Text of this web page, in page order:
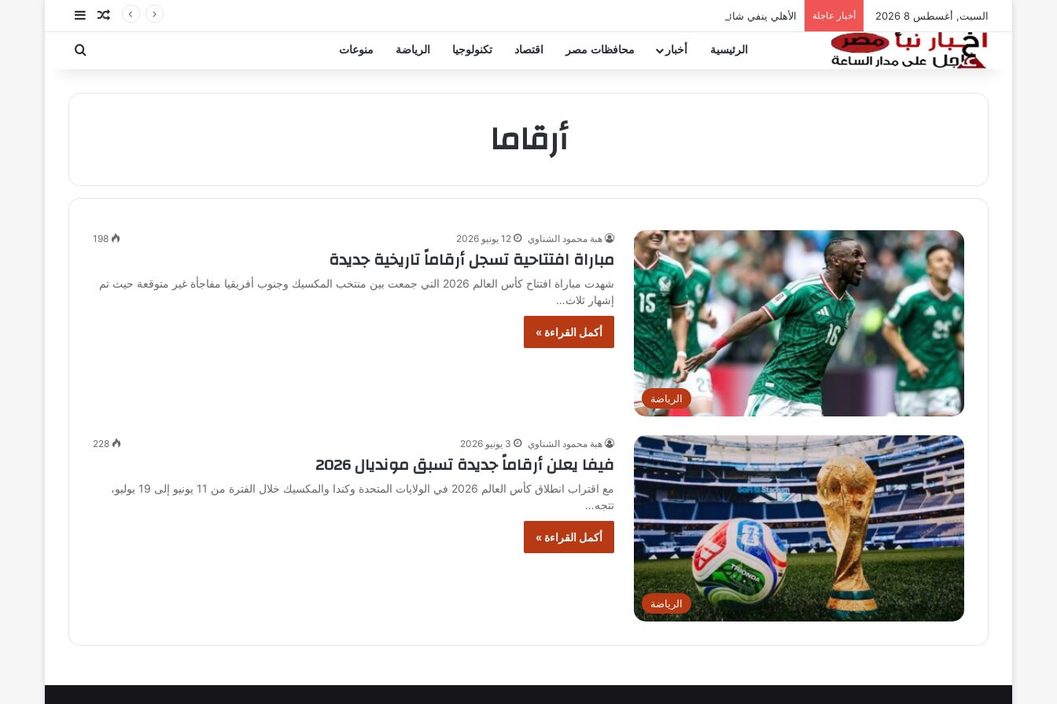
السبت, أغسطس 8 2026 أخبار عاجلة الأهلي ينفي شائعات تخفيض عقود زيزو والشناوي مقال عشوائي
إضافة عمود
الرئيسية أخبار محافظات مصر اقتصاد تكنولوجيا الرياضة منوعات بحث عن
أرقاما
الرياضة
هبة محمود الشناوي 12 يونيو 2026 198
مباراة افتتاحية تسجل أرقاماً تاريخية جديدة
شهدت مباراة افتتاح كأس العالم 2026 التي جمعت بين منتخب المكسيك وجنوب أفريقيا مفاجأة غير متوقعة حيث تم
إشهار ثلاث…
أكمل القراءة »
الرياضة
هبة محمود الشناوي 3 يونيو 2026 228
فيفا يعلن أرقاماً جديدة تسبق مونديال 2026
مع اقتراب انطلاق كأس العالم 2026 في الولايات المتحدة وكندا والمكسيك خلال الفترة من 11 يونيو إلى 19 يوليو،
تتجه…
أكمل القراءة »